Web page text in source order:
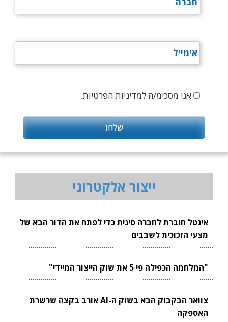
אני מסכימ/ה למדיניות הפרטיות.
ייצור אלקטרוני
אינטל חוברת לחברה סינית כדי לפתח את הדור הבא של
מצעי הזכוכית לשבבים
"המלחמה הכפילה פי 5 את שוק הייצור המיידי"
צוואר הבקבוק הבא בשוק ה-AI אורב בקצה שרשרת
האספקה